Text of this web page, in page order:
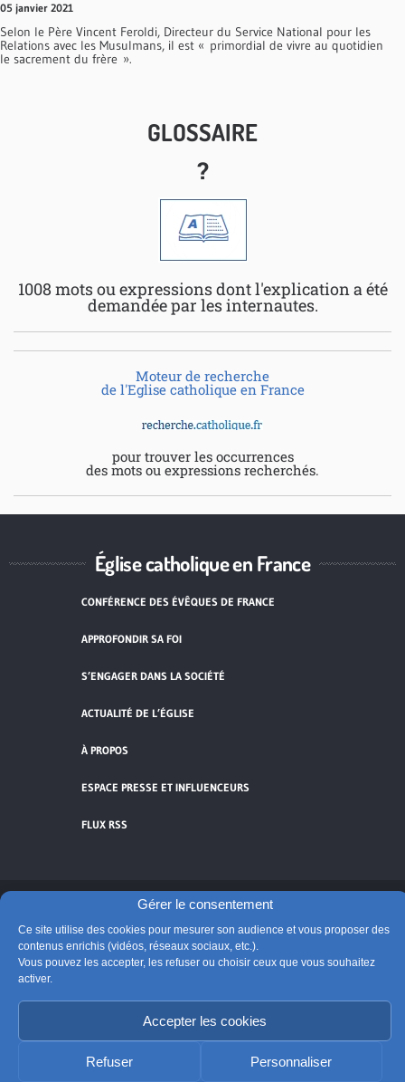
Gérer le consentement
Ce site utilise des cookies pour mesurer son audience et vous proposer des
contenus enrichis (vidéos, réseaux sociaux, etc.).
Vous pouvez les accepter, les refuser ou choisir ceux que vous souhaitez
activer.
Accepter les cookies
Refuser Personnaliser
05 janvier 2021
Selon le Père Vincent Feroldi, Directeur du Service National pour les
Relations avec les Musulmans, il est « primordial de vivre au quotidien
le sacrement du frère ».
GLOSSAIRE
?
1008 mots ou expressions dont l'explication a été
demandée par les internautes.
Moteur de recherche
de l'Eglise catholique en France
pour trouver les occurrences
des mots ou expressions recherchés.
Église catholique en France
CONFÉRENCE DES ÉVÊQUES DE FRANCE
APPROFONDIR SA FOI
S’ENGAGER DANS LA SOCIÉTÉ
ACTUALITÉ DE L’ÉGLISE
À PROPOS
ESPACE PRESSE ET INFLUENCEURS
FLUX RSS
vidéos et réseaux sociaux et activer ce
contenu.
© Église catholique en France
Suivre @Eglisecatho